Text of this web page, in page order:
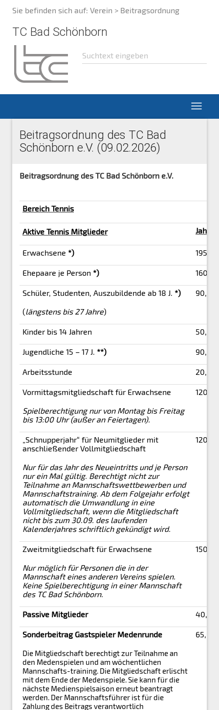
Sie befinden sich auf: Verein > Beitragsordnung
TC Bad Schönborn
Beitragsordnung des TC Bad
Schönborn e.V. (09.02.2026)
Beitragsordnung des TC Bad Schönborn e.V.
Bereich Tennis
Aktive Tennis Mitglieder
Erwachsene *) 195,00
Ehepaare je Person *) 160,00
Schüler, Studenten, Auszubildende ab 18 J. *)
(längstens bis 27 Jahre)
90,00
Kinder bis 14 Jahren 50,00
Jugendliche 15 – 17 J. **) 90,00
Arbeitsstunde 20,00
Vormittagsmitgliedschaft für Erwachsene
Spielberechtigung nur von Montag bis Freitag
bis 13:00 Uhr (außer an Feiertagen).
120,00
„Schnupperjahr“ für Neumitglieder mit
anschließender Vollmitgliedschaft
Nur für das Jahr des Neueintritts und je Person
nur ein Mal gültig. Berechtigt nicht zur
Teilnahme an Mannschaftswettbewerben und
Mannschaftstraining. Ab dem Folgejahr erfolgt
automatisch die Umwandlung in eine
Vollmitgliedschaft, wenn die Mitgliedschaft
nicht bis zum 30.09. des laufenden
Kalenderjahres schriftlich gekündigt wird.
120,00
Zweitmitgliedschaft für Erwachsene
Nur möglich für Personen die in der
Mannschaft eines anderen Vereins spielen.
Keine Spielberechtigung in einer Mannschaft
des TC Bad Schönborn.
150,00
Passive Mitglieder 40,00
Sonderbeitrag Gastspieler Medenrunde
Die Mitgliedschaft berechtigt zur Teilnahme an
den Medenspielen und am wöchentlichen
Mannschafts-training. Die Mitgliedschaft erlischt
mit dem Ende der Medenspiele. Sie kann für die
nächste Medienspielsaison erneut beantragt
werden. Der Mannschaftsführer ist für die
Zahlung des Beitrags verantwortlich
65,00